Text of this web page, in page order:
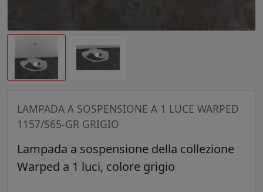
LAMPADA A SOSPENSIONE A 1 LUCE WARPED
1157/S65-GR GRIGIO
Lampada a sospensione della collezione
Warped a 1 luci, colore grigio